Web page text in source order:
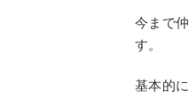
今まで
す。
基本的